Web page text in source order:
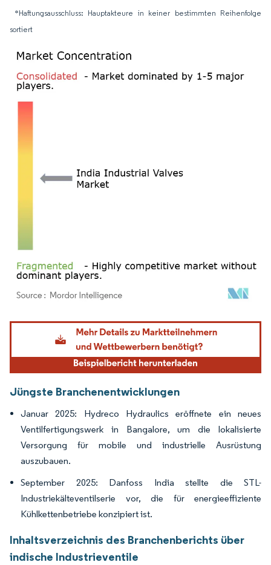
*Haftungsausschluss: Hauptakteure in keiner bestimmten Reihenfolge
sortiert
Bild © Mordor Intelligence. Wiederverwendung erfordert Namensnennung gemäß
Jüngste Branchenentwicklungen
Januar 2025: Hydreco Hydraulics eröffnete ein neues
Ventilfertigungswerk in Bangalore, um die lokalisierte
Versorgung für mobile und industrielle Ausrüstung
auszubauen.
September 2025: Danfoss India stellte die STL-
Industriekälteventilserie vor, die für energieeffiziente
Kühlkettenbetriebe konzipiert ist.
Inhaltsverzeichnis des Branchenberichts über
indische Industrieventile